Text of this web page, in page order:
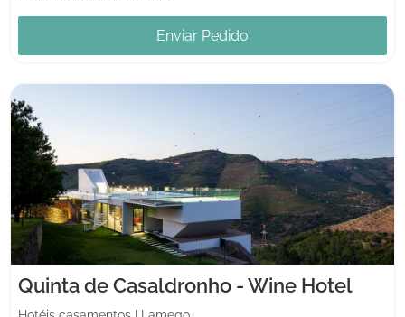
Enviar Pedido
Quinta de Casaldronho - Wine Hotel